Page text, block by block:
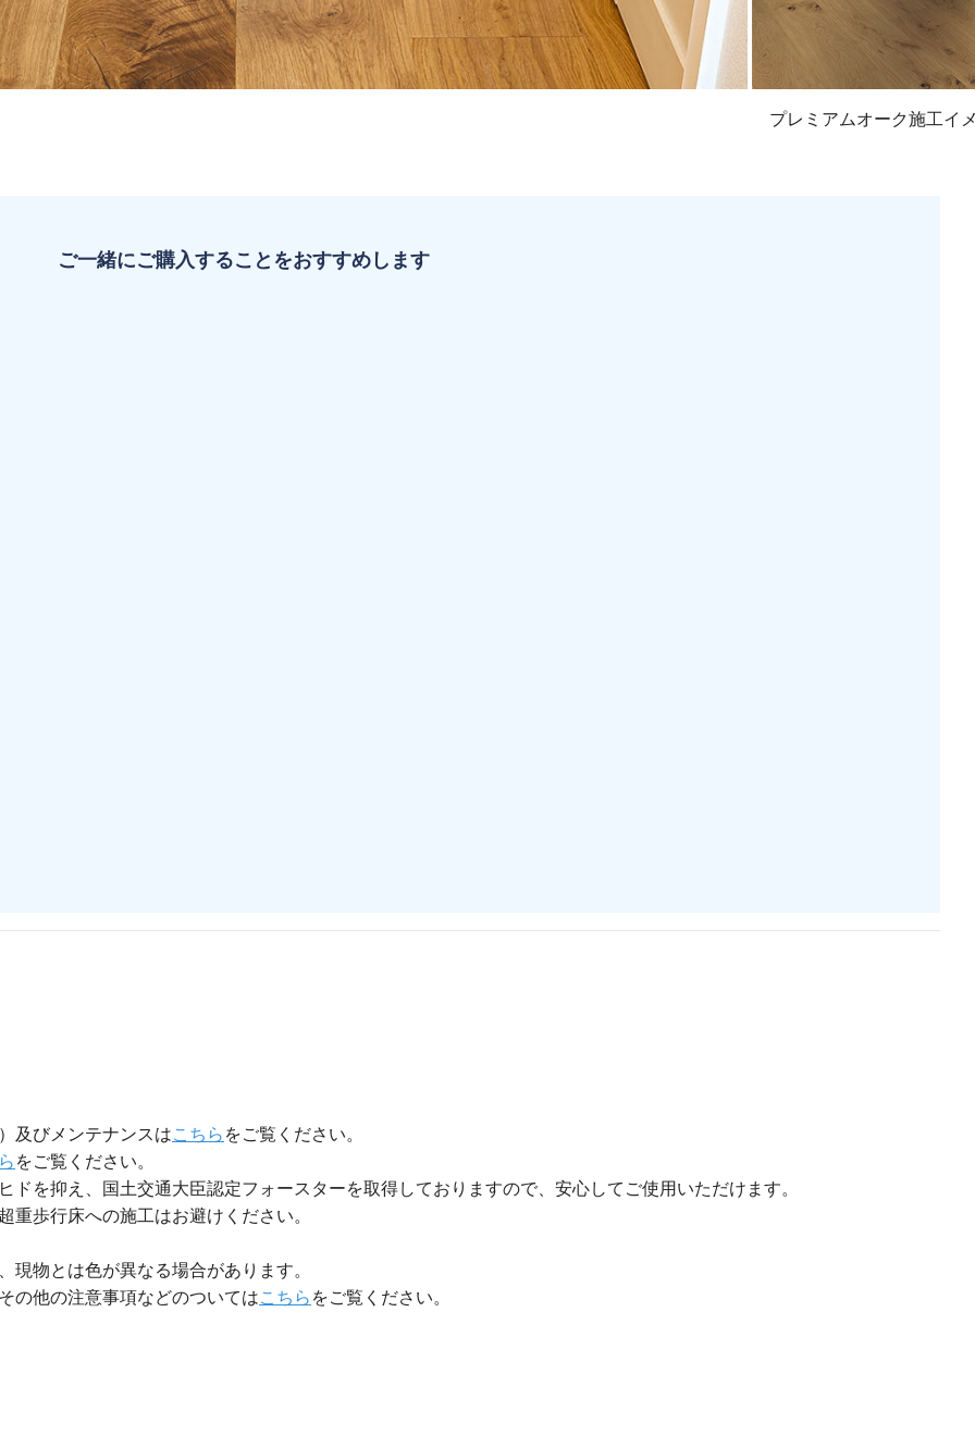
プレミアムオーク施工イ
ご一緒にご購入することをおすすめします
及びメンテナンスはこちら をご覧ください。
をご覧ください。
を抑え、国土交通大臣認定フォースターを取得しておりますので、安心してご使用いただけます。
歩行床への施工はお避けください。
物とは色が異なる場合があります。
の他の注意事項などのついてはこちら をご覧ください。